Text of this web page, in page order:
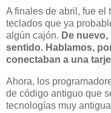
A finales de abril, fue el
teclados que ya
algún cajón. De
sentido. Hablamos,
conectaban a una
Ahora, los
de código antiguo que
tecnologías muy